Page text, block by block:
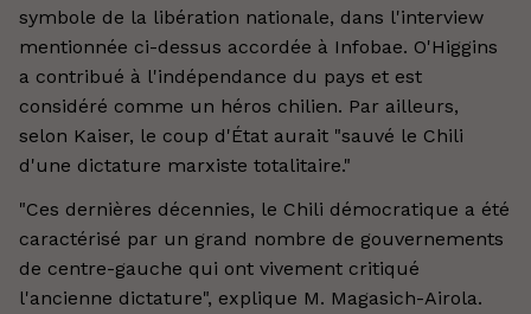
symbole de la libération nationale, dans l'interview
mentionnée ci-dessus accordée à Infobae. O'Higgins
a contribué à l'indépendance du pays et est
considéré comme un héros chilien. Par ailleurs,
selon Kaiser, le coup d'État aurait "sauvé le Chili
d'une dictature marxiste totalitaire."
"Ces dernières décennies, le Chili démocratique a été
caractérisé par un grand nombre de gouvernements
de centre-gauche qui ont vivement critiqué
l'ancienne dictature", explique M. Magasich-Airola.